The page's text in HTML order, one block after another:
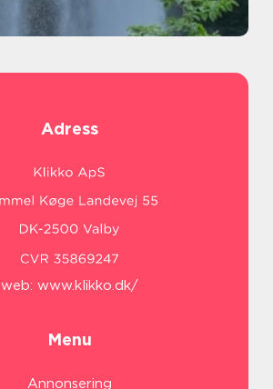
Adress
web: www.klikko.dk/
Menu
Annonsering